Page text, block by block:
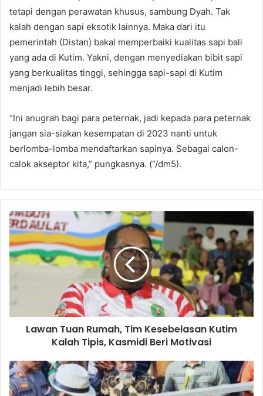
tetapi dengan perawatan khusus, sambung Dyah. Tak
kalah dengan sapi eksotik lainnya. Maka dari itu
pemerintah (Distan) bakal memperbaiki kualitas sapi bali
yang ada di Kutim. Yakni, dengan menyediakan bibit sapi
yang berkualitas tinggi, sehingga sapi-sapi di Kutim
menjadi lebih besar.
“Ini anugrah bagi para peternak, jadi kepada para peternak
jangan sia-siakan kesempatan di 2023 nanti untuk
berlomba-lomba mendaftarkan sapinya. Sebagai calon-
calok akseptor kita,” pungkasnya. (“/dm5).
Lawan Tuan Rumah, Tim Kesebelasan Kutim
Kalah Tipis, Kasmidi Beri Motivasi